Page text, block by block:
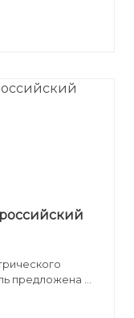
предложена в
и ценой